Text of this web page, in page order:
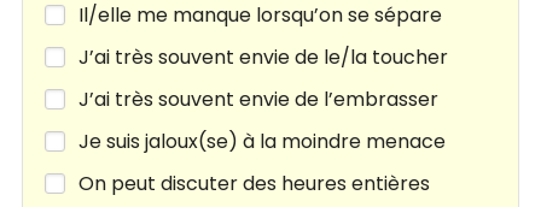
Il/elle me manque lorsqu’on se sépare
J’ai très souvent envie de le/la toucher
J’ai très souvent envie de l’embrasser
Je suis jaloux(se) à la moindre menace
On peut discuter des heures entières